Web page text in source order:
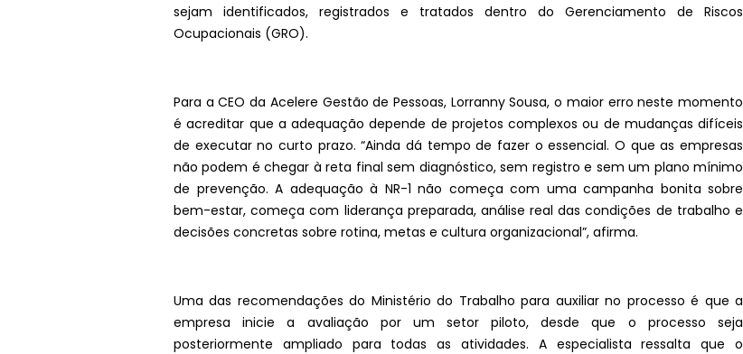
sejam identificados, registrados e tratados dentro do Gerenciamento de Riscos
Ocupacionais (GRO).
Para a CEO da Acelere Gestão de Pessoas, Lorranny Sousa, o maior erro neste momento
é acreditar que a adequação depende de projetos complexos ou de mudanças difíceis
de executar no curto prazo. “Ainda dá tempo de fazer o essencial. O que as empresas
não podem é chegar à reta final sem diagnóstico, sem registro e sem um plano mínimo
de prevenção. A adequação à NR-1 não começa com uma campanha bonita sobre
bem-estar, começa com liderança preparada, análise real das condições de trabalho e
decisões concretas sobre rotina, metas e cultura organizacional”, afirma.
Uma das recomendações do Ministério do Trabalho para auxiliar no processo é que a
empresa inicie a avaliação por um setor piloto, desde que o processo seja
posteriormente ampliado para todas as atividades. A especialista ressalta que o